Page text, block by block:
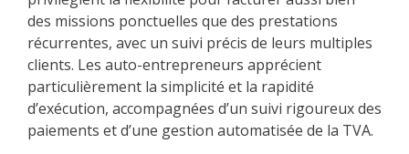
des missions ponctuelles que des prestations
récurrentes, avec un suivi précis de leurs multiples
clients. Les auto-entrepreneurs apprécient
particulièrement la simplicité et la rapidité
d’exécution, accompagnées d’un suivi rigoureux des
paiements et d’une gestion automatisée de la TVA.